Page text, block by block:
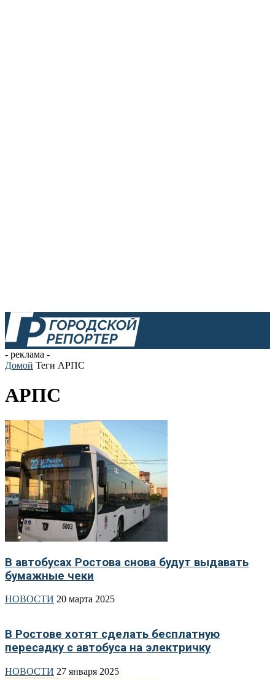
- реклама -
Домой Теги АРПС
АРПС
В автобусах Ростова снова будут выдавать
бумажные чеки
НОВОСТИ 20 марта 2025
В Ростове хотят сделать бесплатную
пересадку с автобуса на электричку
НОВОСТИ 27 января 2025